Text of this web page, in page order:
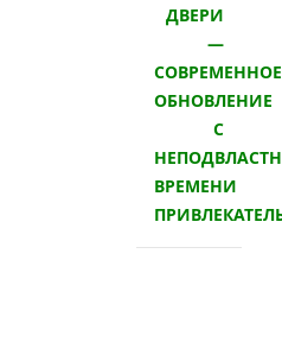
ДВЕРИ
—
СОВРЕМЕННОЕ
ОБНОВЛЕНИЕ
С
ВРЕМЕНИ